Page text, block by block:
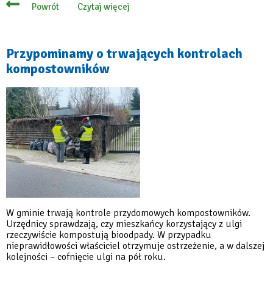
Powrót Czytaj więcej
o
zmiany
w
odbiorze
zmieszanych
Przypominamy o trwających kontrolach
kompostowników
W gminie trwają kontrole przydomowych kompostowników.
Urzędnicy sprawdzają, czy mieszkańcy korzystający z ulgi
rzeczywiście kompostują bioodpady. W przypadku
nieprawidłowości właściciel otrzymuje ostrzeżenie, a w dalszej
kolejności – cofnięcie ulgi na pół roku.